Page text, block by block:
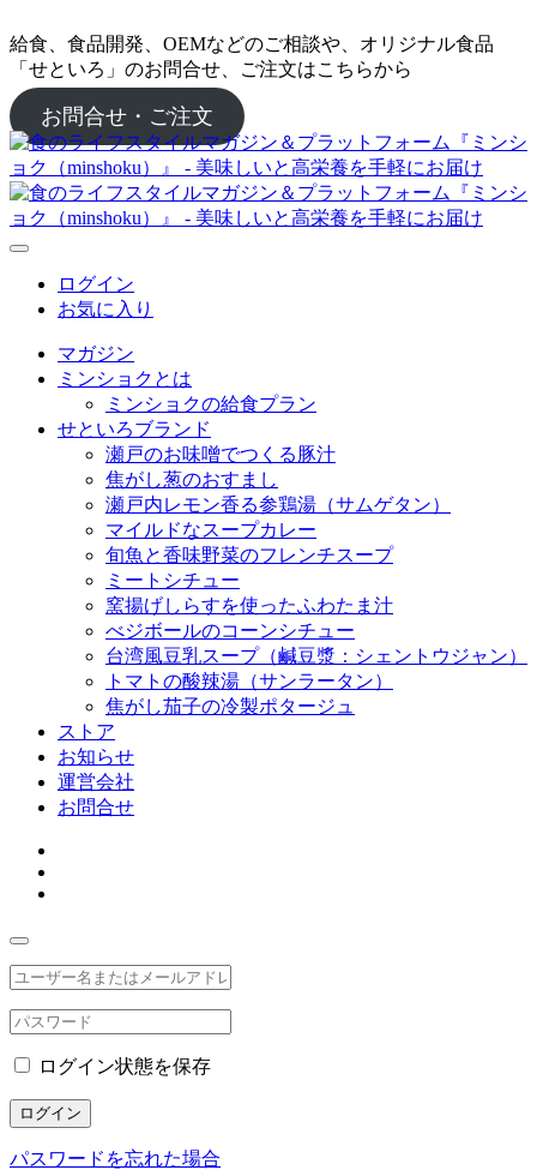
給食、食品開発、OEMなどのご相談や、オリジナル食品
「せといろ」のお問合せ、ご注文はこちらから
お問合せ・ご注文
ログイン
お気に入り
マガジン
ミンショクとは
ミンショクの給食プラン
せといろブランド
瀬戸のお味噌でつくる豚汁
焦がし葱のおすまし
瀬戸内レモン香る参鶏湯（サムゲタン）
マイルドなスープカレー
旬魚と香味野菜のフレンチスープ
ミートシチュー
窯揚げしらすを使ったふわたま汁
べジボールのコーンシチュー
台湾風豆乳スープ（鹹豆漿：シェントウジャン）
トマトの酸辣湯（サンラータン）
焦がし茄子の冷製ポタージュ
ストア
お知らせ
運営会社
お問合せ
ログイン状態を保存
ログイン
パスワードを忘れた場合